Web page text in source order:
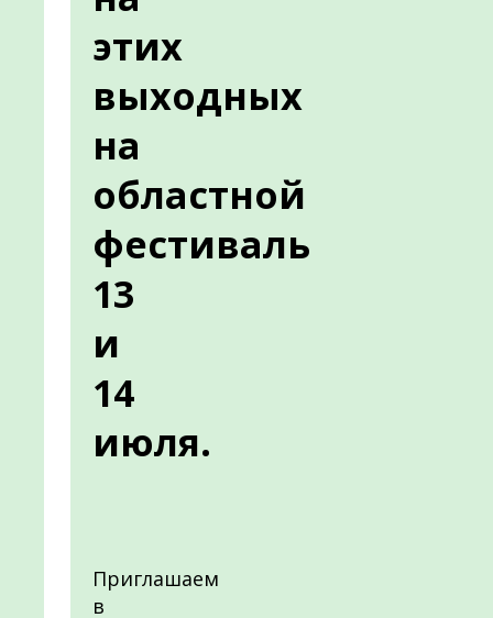
этих
выходных
на
областной
фестиваль
13
и
14
июля.
Приглашаем
в